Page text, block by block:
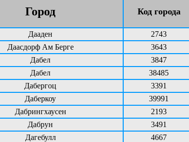
Город Код города
Дааден 2743
Даасдорф Ам Берге
3643
Дабел
3847
Дабел
38485
Дабергоц
3391
Даберкоу
39991
Дабрингхаусен
2193
Дабрун
3491
Дагебулл
4667